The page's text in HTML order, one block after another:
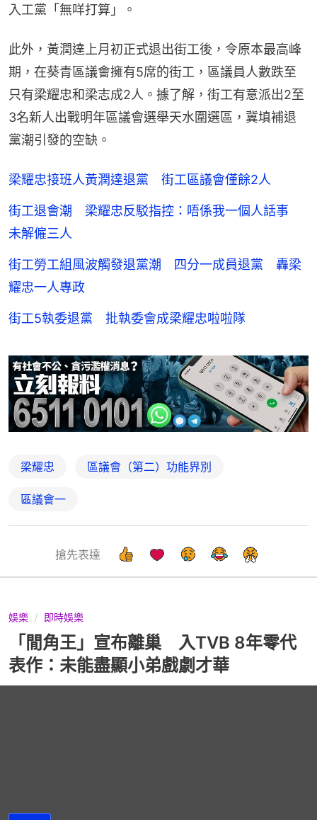
入工黨「無咩打算」。
此外，黃潤達上月初正式退出街工後，令原本最高峰
期，在葵青區議會擁有5席的街工，區議員人數跌至
只有梁耀忠和梁志成2人。據了解，街工有意派出2至
3名新人出戰明年區議會選舉天水圍選區，冀填補退
黨潮引發的空缺。
梁耀忠接班人黃潤達退黨 街工區議會僅餘2人
街工退會潮 梁耀忠反駁指控：唔係我一個人話事
未解僱三人
街工勞工組風波觸發退黨潮 四分一成員退黨 轟梁
耀忠一人專政
街工5執委退黨 批執委會成梁耀忠啦啦隊
梁耀忠 區議會（第二）功能界別
區議會一
搶先表達
娛樂 即時娛樂
「閒角王」宣布離巢 入TVB 8年零代
表作：未能盡顯小弟戲劇才華